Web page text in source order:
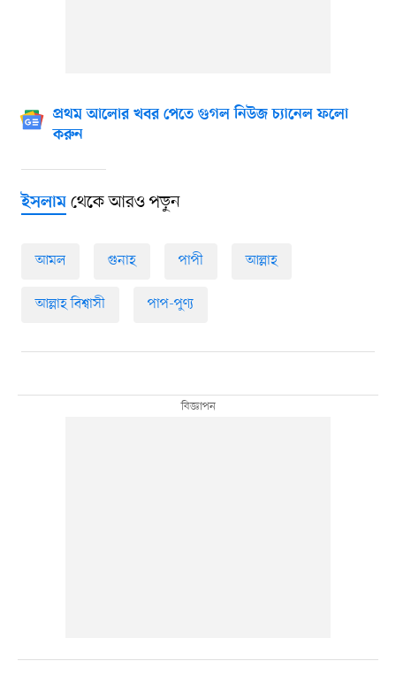
প্রথম আলোর খবর পেতে গুগল নিউজ চ্যানেল ফলো
করুন
ইসলামথেকে আরও পড়ুন
আমল গুনাহ পাপী আল্লাহ
আল্লাহ বিশ্বাসী পাপ-পুণ্য